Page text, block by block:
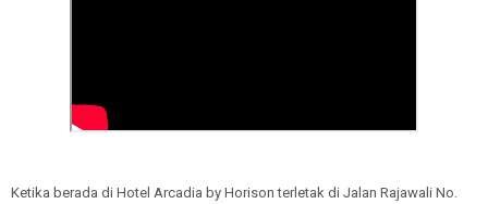
Ketika berada di Hotel Arcadia by Horison terletak di Jalan Rajawali No.